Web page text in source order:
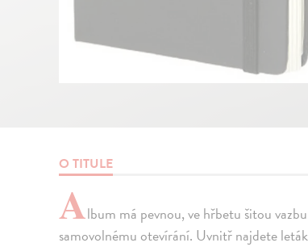
O TITULE
Album má pevnou, ve hřbetu šitou
samovolnému otevírání. Uvnitř najdete